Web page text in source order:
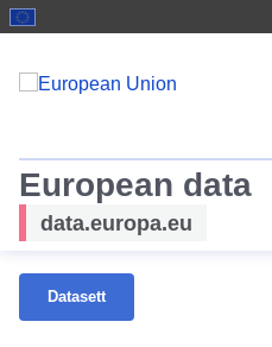
European data
data.europa.eu
Datasett